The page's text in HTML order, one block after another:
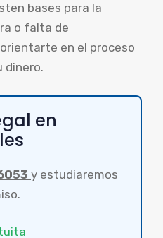
bases para la
o falta de
en el proceso
dinero.
en
y estudiaremos